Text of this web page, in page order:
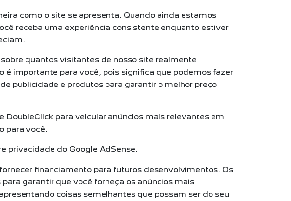
como o site se apresenta. Quando ainda estamos
receba uma experiência consistente enquanto estiver
quantos visitantes de nosso site realmente
é importante para você, pois significa que podemos fazer
publicidade e produtos para garantir o melhor preço
DoubleClick para veicular anúncios mais relevantes em
para você.
privacidade do Google AdSense.
financiamento para futuros desenvolvimentos. Os
garantir que você forneça os anúncios mais
coisas semelhantes que possam ser do seu